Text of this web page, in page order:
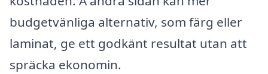
budgetvänliga alternativ, som färg eller
laminat, ge ett godkänt resultat utan att
spräcka ekonomin.